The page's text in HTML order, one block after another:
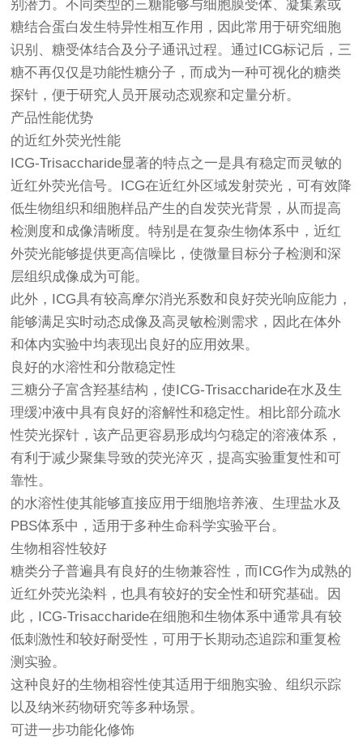
别潜力。不同类型的三糖能够与细胞膜受体、凝集素或
糖结合蛋白发生特异性相互作用，因此常用于研究细胞
识别、糖受体结合及分子通讯过程。通过ICG标记后，三
糖不再仅仅是功能性糖分子，而成为一种可视化的糖类
探针，便于研究人员开展动态观察和定量分析。
产品性能优势
的近红外荧光性能
ICG-Trisaccharide显著的特点之一是具有稳定而灵敏的
近红外荧光信号。ICG在近红外区域发射荧光，可有效降
低生物组织和细胞样品产生的自发荧光背景，从而提高
检测度和成像清晰度。特别是在复杂生物体系中，近红
外荧光能够提供更高信噪比，使微量目标分子检测和深
层组织成像成为可能。
此外，ICG具有较高摩尔消光系数和良好荧光响应能力，
能够满足实时动态成像及高灵敏检测需求，因此在体外
和体内实验中均表现出良好的应用效果。
良好的水溶性和分散稳定性
三糖分子富含羟基结构，使ICG-Trisaccharide在水及生
理缓冲液中具有良好的溶解性和稳定性。相比部分疏水
性荧光探针，该产品更容易形成均匀稳定的溶液体系，
有利于减少聚集导致的荧光淬灭，提高实验重复性和可
靠性。
的水溶性使其能够直接应用于细胞培养液、生理盐水及
PBS体系中，适用于多种生命科学实验平台。
生物相容性较好
糖类分子普遍具有良好的生物兼容性，而ICG作为成熟的
近红外荧光染料，也具有较好的安全性和研究基础。因
此，ICG-Trisaccharide在细胞和生物体系中通常具有较
低刺激性和较好耐受性，可用于长期动态追踪和重复检
测实验。
这种良好的生物相容性使其适用于细胞实验、组织示踪
以及纳米药物研究等多种场景。
可进一步功能化修饰